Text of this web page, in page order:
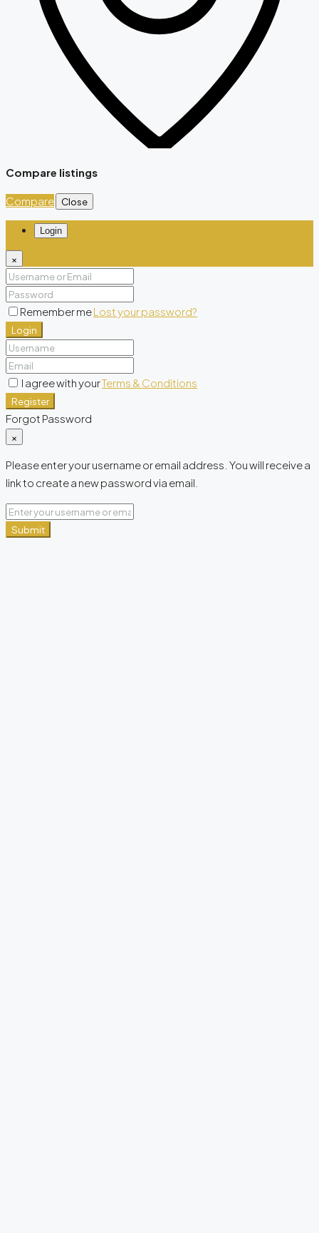
Compare listings
Compare Close
Login
×
Remember meLost your password?
Login
I agree with yourTerms & Conditions
Register
Forgot Password
×
Please enter your username or email address. You will receive a
link to create a new password via email.
Submit